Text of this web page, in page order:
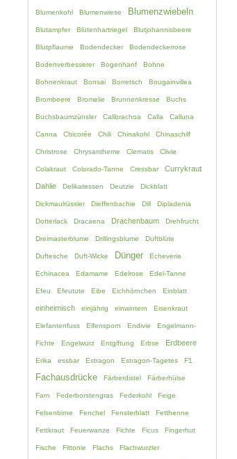
Blumenkohl Blumenwiese Blumenzwiebeln
Blutampfer Blütenhartriegel Blutjohannisbeere
Blutpflaume Bodendecker Bodendeckerrose
Bodenverbesserer Bogenhanf Bohne
Bohnenkraut Bonsai Borretsch Bougainvillea
Brombeere Bromelie Brunnenkresse Buchs
Buchsbaumzünsler Calibrachoa Calla Calluna
Canna Chicorée Chili Chinakohl Chinaschilf
Christrose Chrysantheme Clematis Clivie
Colakraut Colorado-Tanne Cressbar Currykraut
Dahlie Delikatessen Deutzie Dickblatt
Dickmaulrüssler Dieffenbachie Dill Dipladenia
Dotterlack Dracaena Drachenbaum Drehfrucht
Dreimasterblume Drillingsblume Duftblüte
Duftesche Duft-Wicke Dünger Echeverie
Echinacea Edamame Edelrose Edel-Tanne
Efeu Efeutute Eibe Eichhörnchen Einblatt
einheimisch einjährig einwintern Eisenkraut
Elefantenfuss Elfensporn Endivie Engelmann-
Fichte Engelwurz Entgiftung Erbse Erdbeere
Erika essbar Estragon Estragon-Tagetes F1
Fachausdrücke Färberdistel Färberhülse
Farn Federborstengras Federkohl Feige
Felsenbirne Fenchel Fensterblatt Fetthenne
Fettkraut Feuerwanze Fichte Ficus Fingerhut
Fische Fittonie Flachs Flachwurzler